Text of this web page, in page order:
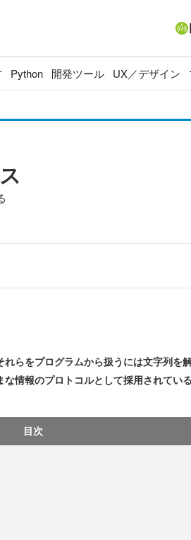
Python 開発ツール UX／デザイン
らをプログラムから扱うには文字列を
報のプロトコルとして採用されてい
目次